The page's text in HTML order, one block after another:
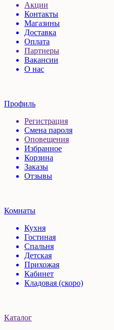
Акции
Контакты
Магазины
Доставка
Оплата
Партнеры
Вакансии
О нас
Профиль
Регистрация
Смена пароля
Оповещения
Избранное
Корзина
Заказы
Отзывы
Комнаты
Кухня
Гостиная
Спальня
Детская
Прихожая
Кабинет
Кладовая (скоро)
Каталог